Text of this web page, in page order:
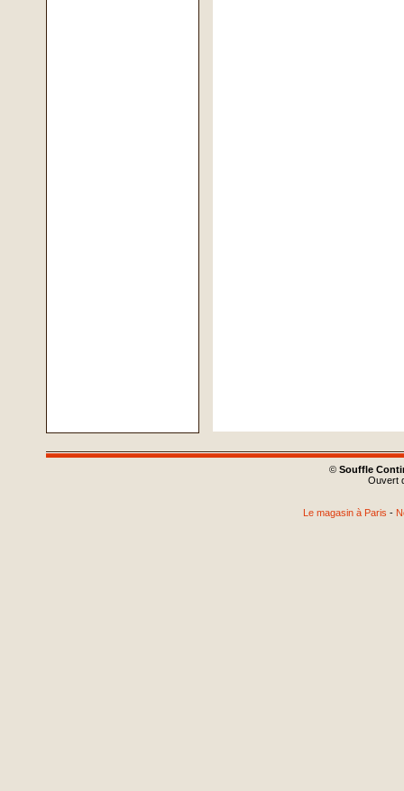
© Souffle
Ouvert
Le magasin à Paris -